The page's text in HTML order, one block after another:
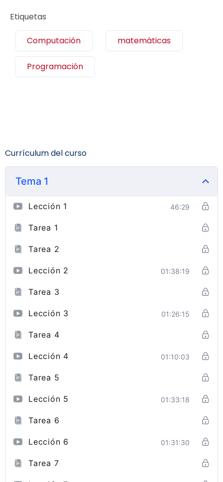
Etiquetas
Computación matemáticas
Programación
Currículum del curso
Tema 1
Lección 1 46:29
Tarea 1
Tarea 2
Lección 2 01:38:19
Tarea 3
Lección 3 01:26:15
Tarea 4
Lección 4 01:10:03
Tarea 5
Lección 5 01:33:18
Tarea 6
Lección 6 01:31:30
Tarea 7